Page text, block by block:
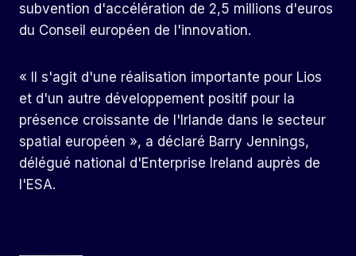
subvention d'accélération de 2,5 millions d'euros
du Conseil européen de l'innovation.
« Il s'agit d'une réalisation importante pour Lios
et d'un autre développement positif pour la
présence croissante de l'Irlande dans le secteur
spatial européen », a déclaré Barry Jennings,
délégué national d'Enterprise Ireland auprès de
l'ESA.